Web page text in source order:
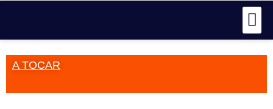
A TOCAR